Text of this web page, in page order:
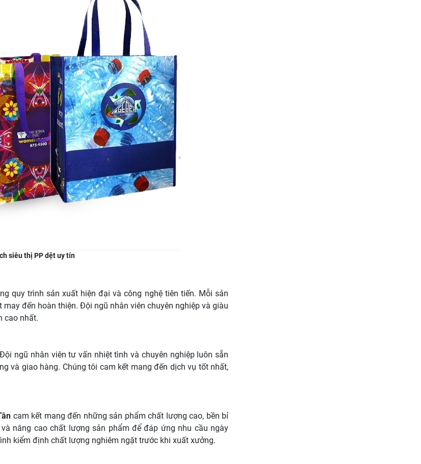
siêu thị PP dệt uy tín
quy trình sản xuất hiện đại và công nghệ tiên tiến. Mỗi sản
đến hoàn thiện. Đội ngũ nhân viên chuyên nghiệp và giàu
cao nhất.
ngũ nhân viên tư vấn nhiệt tình và chuyên nghiệp luôn sẵn
và giao hàng. Chúng tôi cam kết mang đến dịch vụ tốt nhất,
cam kết mang đến những sản phẩm chất lượng cao, bền bỉ
nâng cao chất lượng sản phẩm để đáp ứng nhu cầu ngày
kiểm định chất lượng nghiêm ngặt trước khi xuất xưởng.